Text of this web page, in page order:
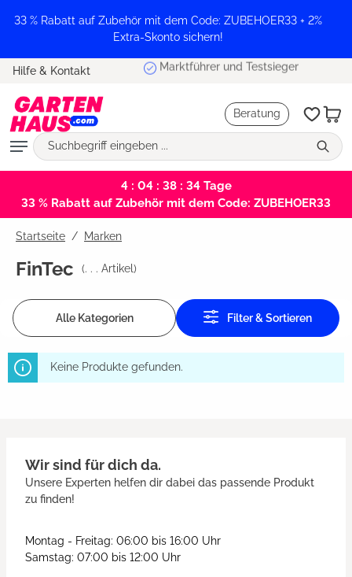
springen
33 % Rabatt auf Zubehör mit dem Code: ZUBEHOER33 + 2%
Extra-Skonto sichern!
Hilfe & Kontakt Marktführer und Testsieger
Beratung
4 : 04 : 38 : 34Tage
33 % Rabatt auf Zubehör mit dem Code: ZUBEHOER33
Startseite Marken
FinTec (. . . Artikel)
Alle Kategorien Filter & Sortieren
Keine Produkte gefunden.
Wir sind für dich da.
Unsere Experten helfen dir dabei das passende Produkt
zu finden!
Montag - Freitag: 06:00 bis 16:00 Uhr
Samstag: 07:00 bis 12:00 Uhr